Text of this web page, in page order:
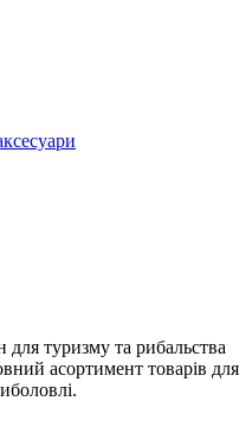
для туризму та рибальства
асортимент товарів для